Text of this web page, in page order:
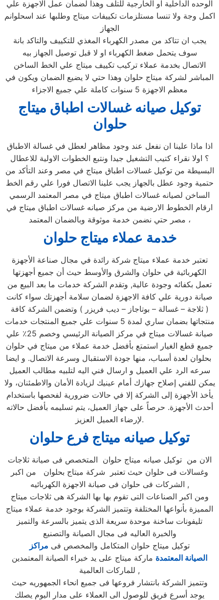
الوحده الداخلية او الخارجية للتلف وهذا لضمان عمل الاجهزة علي
اكمل وجة ولا تنسا مستلزمات تكييفات ميتاج وطلبها عند اسحلوانم
الجهاز
يجب ان تتاكد من مصدر الكهرباء المغذي للتكييف والتاكد بانة
سوف يتحمل ضغط الكهرباء او لا قبل توصيل الجهاز بيه
الاتصال بخدمة عملاء تركيب تكييف ميتاج علي الخط الساخن
المباشر لشركة ميتاج حلوان وهذا حتي لا يضيع الضمان ويكون في
معظم الاجهزة 5 سنوات كاملة علي جميع الاجزاء
توكيل صيانه غسالات اطباق ميتاج
حلوان
اذا ماذا علينا ان نفعل عند وجود مظاهر لعطل في غسالة الاطباق
؟ اولا نقراء كتيب التشغيل جيدا ونتبع الخطوات الاولية للاعطال
البسيطة من توكيل غسالات اطباق ميتاج في مصر وعند التأكد من
حتمية وجود عطل بالجهاز يجب علينا الاتصال فورا علي رقم الخط
الساخن لصيانه غسالات اطباق ميتاج في مصر المعتمد الرسمي
ارقام الخطوط الارضية من مركز صيانه غسالات اطباق ميتاج في
مصر حتي نضمن خدمة موثوقة وبالضمان المعتمد ،
خدمة عملاء ميتاج حلوان
تعتبر خدمة عملاء ميتاج شركة رائدة في مجال صناعة الأجهزة
الكهربائية في حلوان والشرق والأوسط حيث أن جميع أجهزتها
تعمل بكفائه وجودة عالية, وتقدم الشركة خدمات ما بعد البيع من
صيانة دورية علي كافة الاجهزة لضمان سلامة أجهزتك سواء كانت
( ثلاجة – غسالة – بوتاجاز – ديب فريزر ) وتضمن الشركة كافة
منتجاتها بضمان ساري لمدة 5 سنوات علي جميع المنتجات خدمات
صيانة غسالات ميتاج في مركز الصيانة الرئيسي وخصم 25٪ علي
جميع قطع الغيار استمتع بأفضل خدمة عملاء من ميتاج في حلوان
بحلوان لعدة أسباب، منها جودة الاستقبال وسرعة الاتصال. و ايضا
سرعه الرد علي العميل و ارسال فني اليه لتلبيه مطالب العميل
يمكن للفني إصلاح جهازك أمام عينيك لزيادة الأمان والاطمئنان، ولا
يأخذ الأجهزة إلى الشركة إلا في حالات ضرورية لفحصها باستخدام
أحدث الأجهزة. حرصاً على جهاز العميل، يتم تسليمه بأفضل حالاته
لإرضاء العميل العزيز.
توكيل صيانه ميتاج فرع حلوان
الان من توكيل صيانه ميتاج حلوان المتخصص فى صيانة ثلاجات
وغسالات فى حلوان حيث تعتبر شركة ميتاج بحلوان من اكبر
الشركات فى حلوان فى صيانة الاجهزة الكهربائيه ,
ومن اكبر الصناعات التى تقوم بها بها الشركة هى ثلاجات ميتاج
المميزة بأنواعها المختلفة وتتميز الشركة بوجود خدمة عملاء ميتاج
تليفونات ساخنة موحدة سريعة الذى يتميز بالسرعة والتميز
والخبرة العاليه فى مجال الصيانة والتصنيع
توكيل ميتاج حلوان المتكامل والمخصص فى مراكز
الصيانة المعتمدة ماركة ميتاج على يد خبراء الصيانة المعتمدين
للماركات العالمية ,
وتتميز الشركة بانتشار فروعها فى جميع انحاء الجمهوريه حيث
يوجد أسرع فريق للوصول الى العملاء على مدار اليوم يصلك